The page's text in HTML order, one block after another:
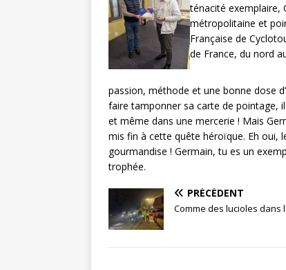
ténacité exemplaire,
métropolitaine et
Française de
de France, du nord
passion, méthode et une bonne dose
faire tamponner sa carte de pointage,
et même dans une mercerie ! Mais
mis fin à cette quête héroïque. Eh oui,
gourmandise ! Germain, tu es un
trophée.
PRÉCÉDENT
Comme des lucioles dans